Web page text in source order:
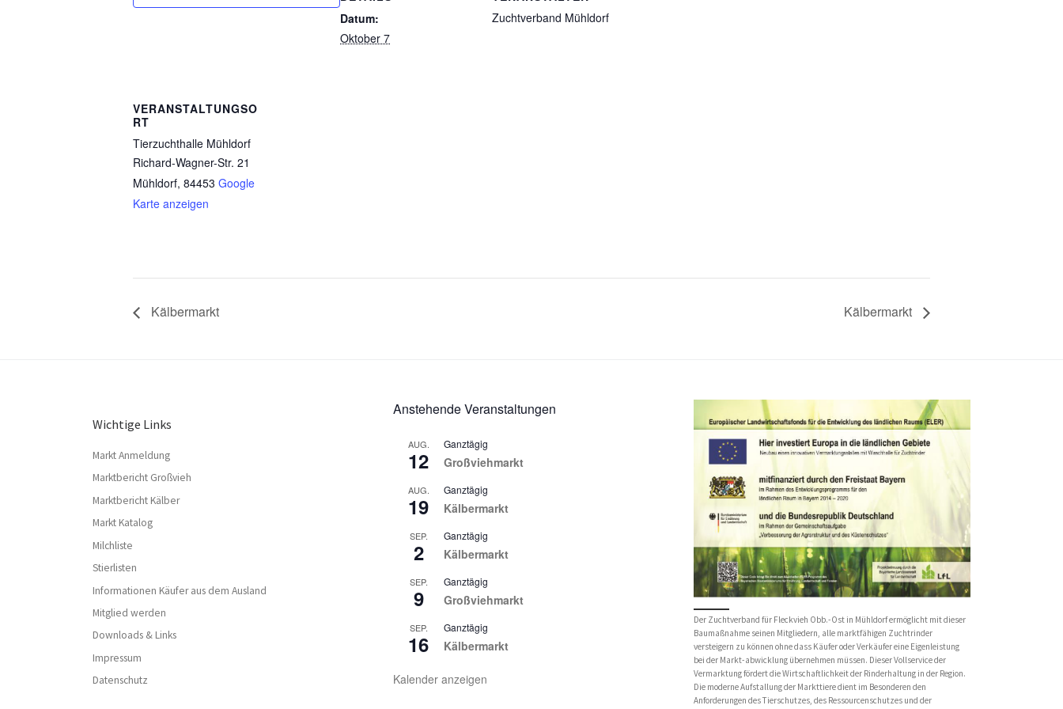
Datum:
Oktober 7
Zuchtverband Mühldorf
VERANSTALTUNGSO
RT
Tierzuchthalle Mühldorf
Richard-Wagner-Str. 21
Mühldorf, 84453 Google
Karte anzeigen
Kälbermarkt Kälbermarkt
Wichtige Links
Markt Anmeldung
Marktbericht Großvieh
Marktbericht Kälber
Markt Katalog
Milchliste
Stierlisten
Informationen Käufer aus dem Ausland
Mitglied werden
Downloads & Links
Impressum
Datenschutz
Anstehende Veranstaltungen
AUG.
12
Ganztägig
Großviehmarkt
AUG.
19
Ganztägig
Kälbermarkt
SEP.
2
Ganztägig
Kälbermarkt
SEP.
9
Ganztägig
Großviehmarkt
SEP.
16
Ganztägig
Kälbermarkt
Kalender anzeigen
Der Zuchtverband für Fleckvieh Obb.-Ost in Mühldorf ermöglicht mit dieser
Baumaßnahme seinen Mitgliedern, alle marktfähigen Zuchtrinder
versteigern zu können ohne dass Käufer oder Verkäufer eine Eigenleistung
bei der Markt-abwicklung übernehmen müssen. Dieser Vollservice der
Vermarktung fördert die Wirtschaftlichkeit der Rinderhaltung in der Region.
Die moderne Aufstallung der Markttiere dient im Besonderen den
Anforderungen des Tierschutzes, des Ressourcenschutzes und der